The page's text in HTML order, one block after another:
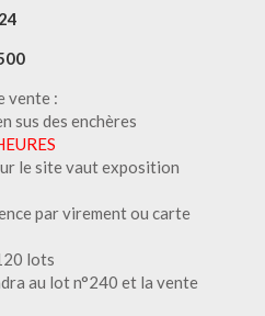
vente :
sus des enchères
le site vaut exposition
par virement ou carte
lots
au lot n°240 et la vente